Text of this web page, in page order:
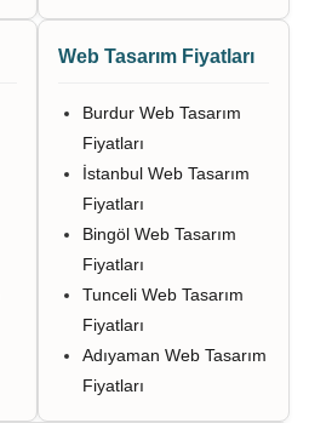
Web Tasarım Fiyatları
Burdur Web Tasarım
Fiyatları
İstanbul Web Tasarım
Fiyatları
Bingöl Web Tasarım
Fiyatları
Tunceli Web Tasarım
Fiyatları
Adıyaman Web Tasarım
Fiyatları